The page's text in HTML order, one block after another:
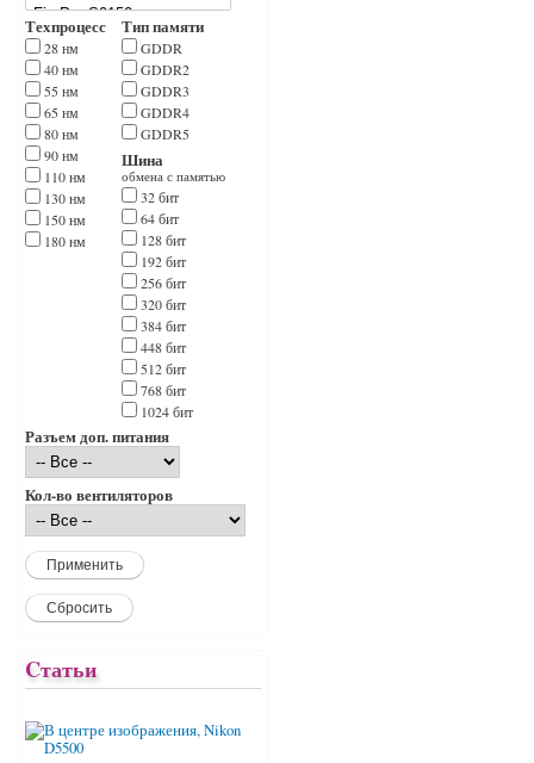
Техпроцесс
28 нм
40 нм
55 нм
65 нм
80 нм
90 нм
110 нм
130 нм
150 нм
180 нм
Тип памяти
GDDR
GDDR2
GDDR3
GDDR4
GDDR5
Шина
обмена с памятью
32 бит
64 бит
128 бит
192 бит
256 бит
320 бит
384 бит
448 бит
512 бит
768 бит
1024 бит
Разъем доп. питания
Кол-во вентиляторов
Cтатьи